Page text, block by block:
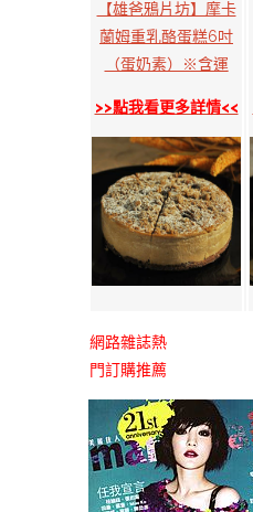
【雄爸鴉片坊】摩卡
蘭姆重乳酪蛋糕6吋
（蛋奶素）※含運
>>點我看更多詳情<<
網路雜誌熱
門訂購推薦